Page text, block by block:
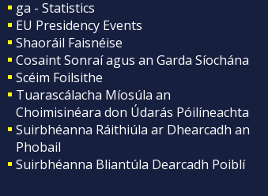
ga - Statistics
EU Presidency Events
Shaoráil Faisnéise
Cosaint Sonraí agus an Garda Síochána
Scéim Foilsithe
Tuarascálacha Míosúla an
Choimisinéara don Údarás Póilíneachta
Suirbhéanna Ráithiúla ar Dhearcadh an
Phobail
Suirbhéanna Bliantúla Dearcadh Poiblí